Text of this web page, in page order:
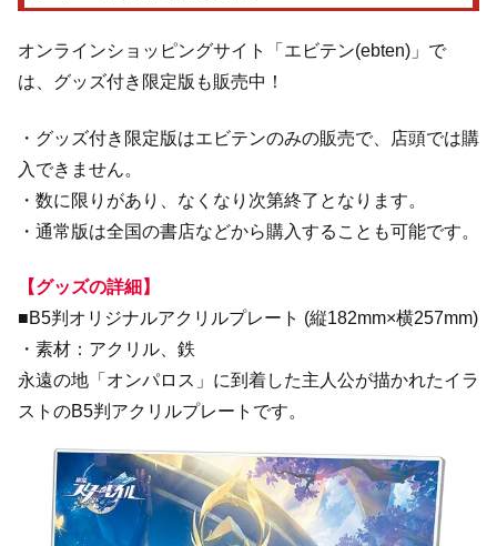
オンラインショッピングサイト「エビテン(ebten)」で
は、グッズ付き限定版も販売中！
・グッズ付き限定版はエビテンのみの販売で、店頭では購
入できません。
・数に限りがあり、なくなり次第終了となります。
・通常版は全国の書店などから購入することも可能です。
【グッズの詳細】
■B5判オリジナルアクリルプレート (縦182mm×横257mm)
・素材：アクリル、鉄
永遠の地「オンパロス」に到着した主人公が描かれたイラ
ストのB5判アクリルプレートです。